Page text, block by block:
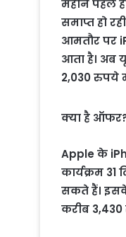
महीने पहले
समाप्त हो
आमतौर पर
आता है। अब
2,030 रुपये
क्या है
Apple के
कार्यक्रम
सकते हैं। इसके
करीब